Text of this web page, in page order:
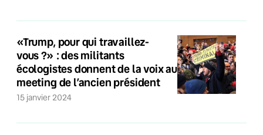
«Trump, pour qui travaillez-
vous ?» : des militants
écologistes donnent de la voix au
meeting de l’ancien président
15 janvier 2024